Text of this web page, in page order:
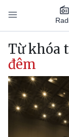
Nhảy đến nội dung
Main
Từ khóa
đêm